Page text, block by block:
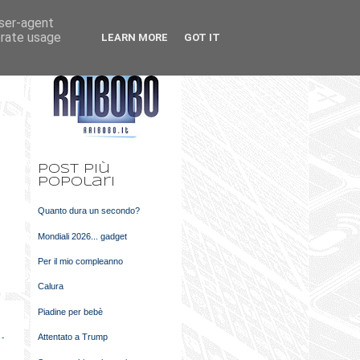
-
Post più
popolari
Quanto dura un secondo?
Mondiali 2026... gadget
Per il mio compleanno
Calura
Piadine per bebè
Attentato a Trump
agent
usage
LEARN MORE GOT IT